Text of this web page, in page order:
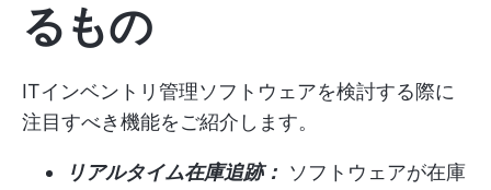
るもの
ITインベントリ管理ソフトウェアを検討する際に
注目すべき機能をご紹介します。
リアルタイム在庫追跡： ソフトウェアが在庫